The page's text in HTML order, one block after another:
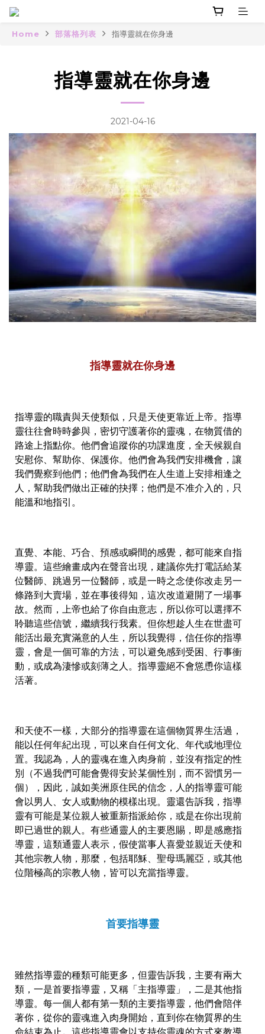
Home 部落格列表 指導靈就在你身邊
指導靈就在你身邊
2021-04-16
指導靈就在你身邊
指導靈的職責與天使類似，只是天使更靠近上帝。指導
靈往往會時時參與，密切守護著你的靈魂，在物質借的
路途上指點你。他們會追蹤你的功課進度，全天候親自
安慰你、幫助你、保護你。他們會為我們安排機會，讓
我們覺察到他們；他們會為我們在人生道上安排相逢之
人，幫助我們做出正確的抉擇；他們是不准介入的，只
能溫和地指引。
直覺、本能、巧合、預感或瞬間的感覺，都可能來自指
導靈。這些繪畫成內在聲音出現，建議你先打電話給某
位醫師、跳過另一位醫師，或是一時之念使你改走另一
條路到大賣場，並在事後得知，這次改道避開了一場事
故。然而，上帝也給了你自由意志，所以你可以選擇不
聆聽這些信號，繼續我行我素。但你想趁人生在世盡可
能活出最充實滿意的人生，所以我覺得，信任你的指導
靈，會是一個可靠的方法，可以避免感到受困、行事衝
動，或成為淒慘或刻薄之人。指導靈絕不會慫恿你這樣
活著。
和天使不一樣，大部分的指導靈在這個物質界生活過，
能以任何年紀出現，可以來自任何文化、年代或地理位
置。我認為，人的靈魂在進入肉身前，並沒有指定的性
別（不過我們可能會覺得安於某個性別，而不習慣另一
個），因此，誠如美洲原住民的信念，人的指導靈可能
會以男人、女人或動物的模樣出現。靈還告訴我，指導
靈有可能是某位親人被重新指派給你，或是在你出現前
即已過世的親人。有些通靈人的主要恩賜，即是感應指
導靈，這類通靈人表示，假使當事人喜愛並親近天使和
其他宗教人物，那麼，包括耶穌、聖母瑪麗亞，或其他
位階極高的宗教人物，皆可以充當指導靈。
首要指導靈
雖然指導靈的種類可能更多，但靈告訴我，主要有兩大
類，一是首要指導靈，又稱「主指導靈」，二是其他指
導靈。每一個人都有第一類的主要指導靈，他們會陪伴
著你，從你的靈魂進入肉身開始，直到你在物質界的生